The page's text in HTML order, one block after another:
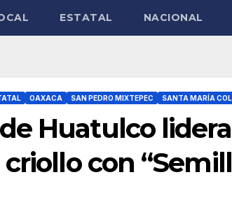
ESTATAL NACIONAL
OAXACA SAN PEDRO MIXTEPEC SANTA MARÍA
Huatulco
con